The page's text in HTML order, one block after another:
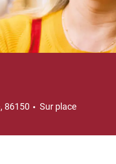
86150 Sur place